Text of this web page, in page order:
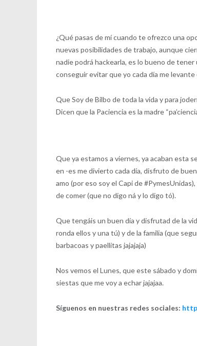
¿Qué pasas de mí cuando te ofrezco una
nuevas posibilidades de trabajo, aunque
nadie podrá hackearla, es lo bueno de
conseguir evitar que yo cada día me
Que Soy de Bilbo de toda la vida y para
Dicen que la Paciencia es la madre
Que ya estamos a viernes, ya acaban esta
en -es me divierto cada día, disfruto de
amo (por eso soy el Capi de
de comer (que no digo ná y lo digo tó).
Que tengáis un buen día y disfrutad de la
ronda ellos y una tú) y de la familia (que
barbacoas y paellitas jajajaja)
Nos vemos el Lunes, que este sábado y
siestas que me voy a echar jajajaa.
Síguenos en nuestras redes sociales: